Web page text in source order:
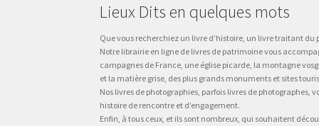
Lieux Dits en quelques mots
Que vous recherchiez un livre d’histoire, un livre traitant
Notre librairie en ligne de livres de patrimoine vous
campagnes de France, une église picarde, la montagne
et la matière grise, des plus grands monuments et sites
Nos livres de photographies, parfois livres de
histoire de rencontre et d’engagement.
Enfin, à tous ceux, et ils sont nombreux, qui souhaitent